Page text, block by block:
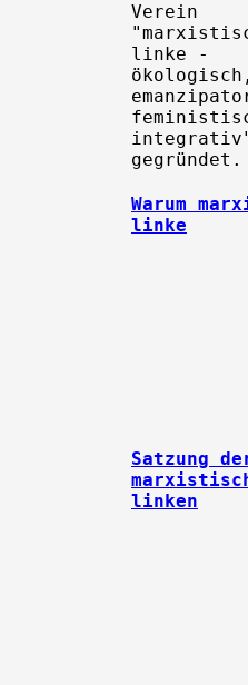
Verein
linke -
gegründet.
Warum
linke
Satzung
linken